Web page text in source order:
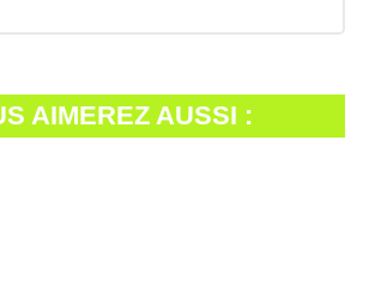
AIMEREZ AUSSI :